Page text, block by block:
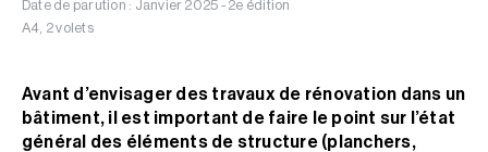
Date de parution : Janvier 2025 - 2e édition
A4, 2 volets
Avant d’envisager des travaux de rénovation dans un
bâtiment, il est important de faire le point sur l’état
général des éléments de structure (planchers,